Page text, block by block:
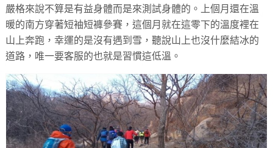
嚴格來說不算是有益身體而是來測試身體的。上個月還在溫
暖的南方穿著短袖短褲參賽，這個月就在這零下的溫度裡在
山上奔跑，幸運的是沒有遇到雪，聽說山上也沒什麼結冰的
道路，唯一要客服的也就是習慣這低溫。